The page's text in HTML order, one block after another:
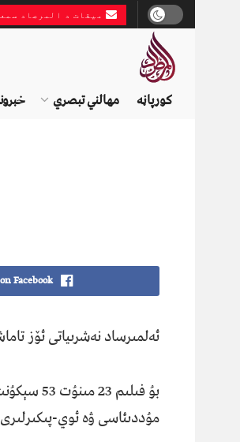
میقات د المرصاد
کورپاڼه مهالني تبصري
Facebook
ئەلمىرساد نەشرىياتى ئۆز
بۇ
مۇددىئاسى ۋە ئوي-